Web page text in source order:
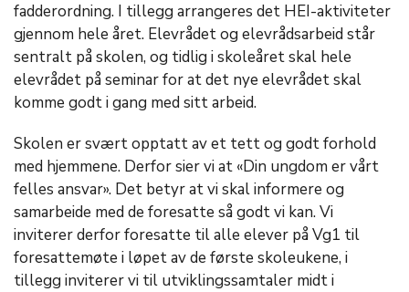
fadderordning. I tillegg arrangeres det HEI-aktiviteter
gjennom hele året. Elevrådet og elevrådsarbeid står
sentralt på skolen, og tidlig i skoleåret skal hele
elevrådet på seminar for at det nye elevrådet skal
komme godt i gang med sitt arbeid.
Skolen er svært opptatt av et tett og godt forhold
med hjemmene. Derfor sier vi at «Din ungdom er vårt
felles ansvar». Det betyr at vi skal informere og
samarbeide med de foresatte så godt vi kan. Vi
inviterer derfor foresatte til alle elever på Vg1 til
foresattemøte i løpet av de første skoleukene, i
tillegg inviterer vi til utviklingssamtaler midt i